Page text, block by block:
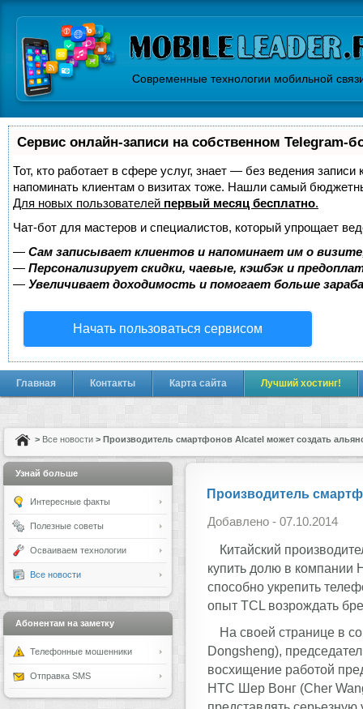
Современные технологии мобильной
Сервис онлайн-записи на собственном Telegram-
Тот, кто работает в сфере услуг, знает — без ведения
напоминать клиентам о визитах тоже. Нашли самый
Для новых пользователей первый месяц бесплатно.
Чат-бот для мастеров и специалистов, который упрощает
— Сам записывает клиентов и напоминает им о
— Персонализирует скидки, чаевые, кэшбэк и
— Увеличивает доходимость и помогает больше
Начать пользоваться сервисом
Главная Контакты Карта сайта Лучший хостинг!
> Все новости > Производитель смартфонов Alcatel может создать
Производитель
Добавлено - 07.10.2014
Китайский
купить долю в компании
способно укрепить
опыт TCL возрождать
На своей странице в
Dongsheng),
восхищение работой
HTC Шер Вонг (Cher
Узнай больше
Интересные факты
Полезные советы
Осваиваем технологии
Все новости
Абонентам на заметку
Телефонные мошенники
Отправка SMS